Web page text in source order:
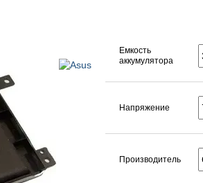
Емкость
аккумулятора
Напряжение
Производитель